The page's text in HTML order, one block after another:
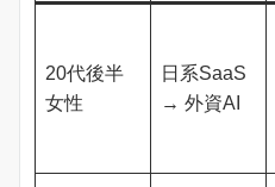
20代後半
女性
日系SaaS
→ 外資AI